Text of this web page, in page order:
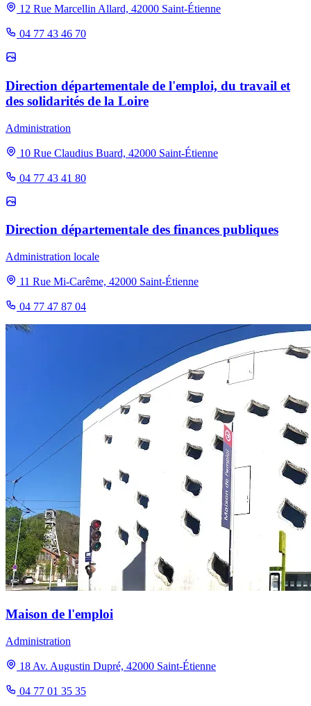
12 Rue Marcellin Allard, 42000 Saint-Étienne
04 77 43 46 70
Direction départementale de l'emploi, du travail et
des solidarités de la Loire
Administration
10 Rue Claudius Buard, 42000 Saint-Étienne
04 77 43 41 80
Direction départementale des finances publiques
Administration locale
11 Rue Mi-Carême, 42000 Saint-Étienne
04 77 47 87 04
Maison de l'emploi
Administration
18 Av. Augustin Dupré, 42000 Saint-Étienne
04 77 01 35 35